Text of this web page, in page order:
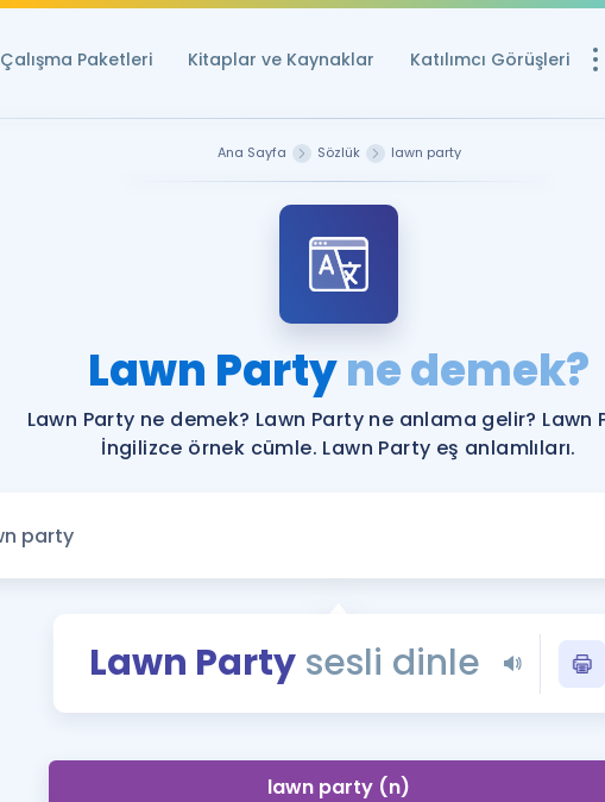
Çalışma Paketleri Kitaplar ve Kaynaklar Katılımcı Görüşleri
Ücretsiz
YDS ve YÖKDİL
YDS ve YÖKDİL'e
Tüm ÖSYM
YDS - YÖKDİL
İngilizce
Ana Sayfa Sözlük lawn party
Lawn Partyne demek?
Lawn Party ne demek? Lawn Party ne anlama gelir? Lawn
İngilizce örnek cümle. Lawn Party eş anlamlıları.
Lawn Partysesli dinle
lawn party (n)